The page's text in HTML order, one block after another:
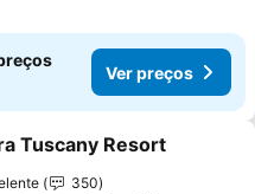
Ver preços
aos favoritos
Tuscany Resort
350